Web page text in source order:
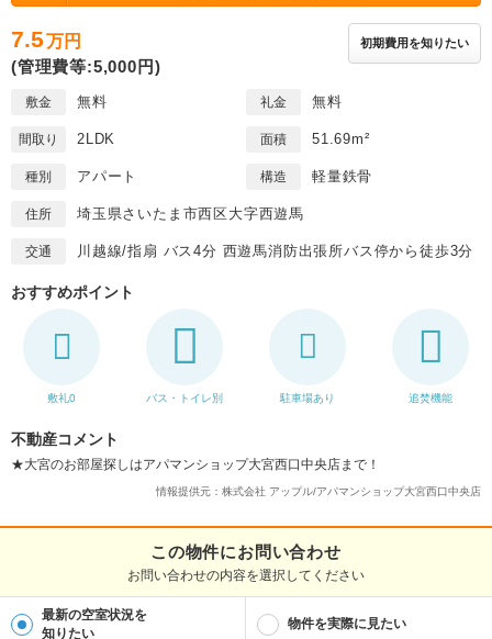
7.5万円
(管理費等:5,000円)
初期費用を知りたい
敷金 無料 礼金 無料
間取り 2LDK 面積 51.69m²
種別 アパート 構造 軽量鉄骨
住所 埼玉県さいたま市西区大字西遊馬
交通 川越線/指扇 バス4分 西遊馬消防出張所バス停から徒歩3分
おすすめポイント
敷礼0 バス・トイレ別 駐車場あり 追焚機能
不動産コメント
★大宮のお部屋探しはアパマンショップ大宮西口中央店まで！
情報提供元：株式会社 アップル/アパマンショップ大宮西口中央店
この物件にお問い合わせ
お問い合わせの内容を選択してください
最新の空室状況を
知りたい
物件を実際に見たい